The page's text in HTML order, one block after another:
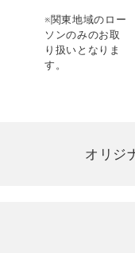
※関東地域のロー
ソンのみのお取
り扱いとなりま
す。
オリジ